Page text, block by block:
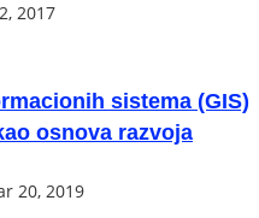
2017
sistema (GIS)
osnova razvoja
20, 2019